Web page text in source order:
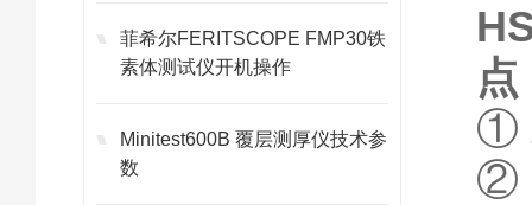
菲希尔FERITSCOPE FMP30铁
素体测试仪开机操作
Minitest600B 覆层测厚仪技术参
数
点
①
②